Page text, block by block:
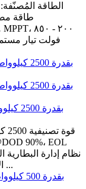
الأداء طريقة التبريد: التبريد السائل أقصى طاقة ...